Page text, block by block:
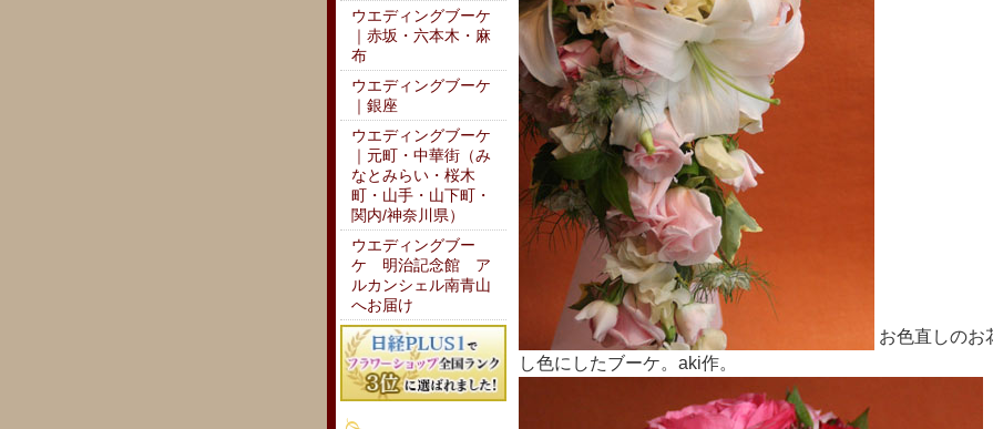
お色直しのお
し色にしたブーケ。aki作。
ウエディングブーケ
｜赤坂・六本木・麻
布
ウエディングブーケ
｜銀座
ウエディングブーケ
｜元町・中華街（み
なとみらい・桜木
町・山手・山下町・
関内/神奈川県）
ウエディングブー
ケ 明治記念館 ア
ルカンシェル南青山
へお届け